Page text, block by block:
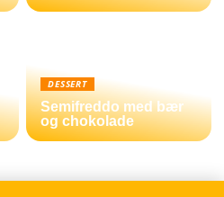
DESSERT
Semifreddo med bær
og chokolade